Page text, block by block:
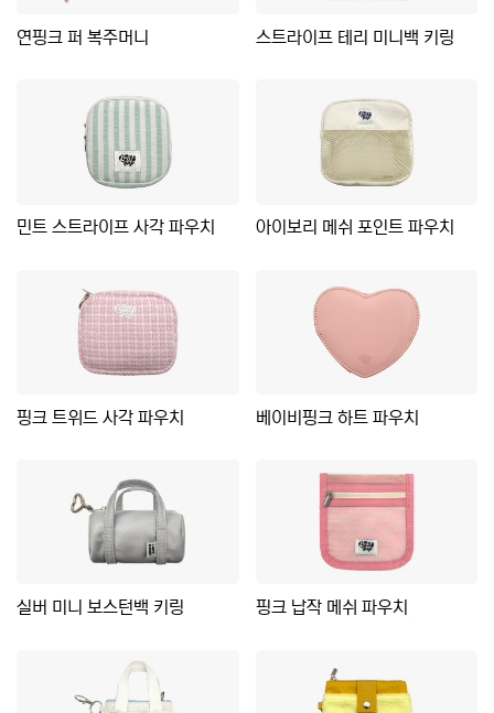
연핑크 퍼 복주머니 스트라이프 테리 미니백 키링
민트 스트라이프 사각 파우치 아이보리 메쉬 포인트 파우치
핑크 트위드 사각 파우치 베이비핑크 하트 파우치
실버 미니 보스턴백 키링 핑크 납작 메쉬 파우치